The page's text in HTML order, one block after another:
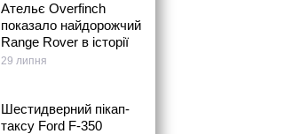
Ательє Overfinch
показало найдорожчий
Range Rover в історії
29 липня
Шестидверний пікап-
таксу Ford F-350